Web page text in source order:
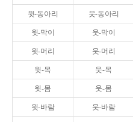
윗-동아리 웃-동아리
윗-막이 웃-막이
윗-머리 웃-머리
윗-목 웃-목
윗-몸 웃-몸
윗-바람 웃-바람